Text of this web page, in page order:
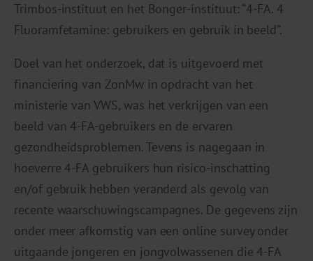
Trimbos-instituut en het Bonger-instituut: “4-FA. 4
Fluoramfetamine: gebruikers en gebruik in beeld”.
Doel van het onderzoek, dat is uitgevoerd met
financiering van ZonMw in opdracht van het
ministerie van VWS, was het verkrijgen van een
beeld van 4-FA-gebruikers en de ervaren
gezondheidsproblemen. Tevens is nagegaan in
hoeverre 4-FA gebruikers hun risico-inschatting
en/of gebruik hebben veranderd als gevolg van
recente waarschuwingscampagnes. De gegevens zijn
onder meer afkomstig van een online survey onder
uitgaande jongeren en jongvolwassenen die 4-FA